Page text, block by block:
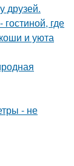
друзей.
где
и уюта
- не